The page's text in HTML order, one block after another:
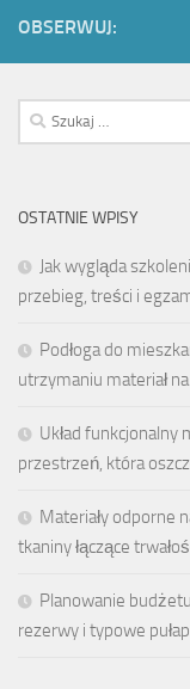
OBSERWUJ:
Szukaj:
OSTATNIE WPISY
Jak wygląda
przebieg, treści i
Podłoga do
utrzymaniu materiał
Układ funkcjonalny
przestrzeń, która
Materiały odporne
tkaniny łączące
Planowanie
rezerwy i typowe